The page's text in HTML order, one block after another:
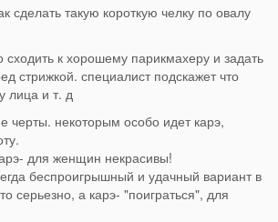
сделать такую короткую челку по овалу
сходить к хорошему парикмахеру и задать
стрижкой. специалист подскажет что
лица и т. д
черты. некоторым особо идет карэ,
для женщин некрасивы!
беспроигрышный и удачный вариант в
серьезно, а карэ- "поиграться", для